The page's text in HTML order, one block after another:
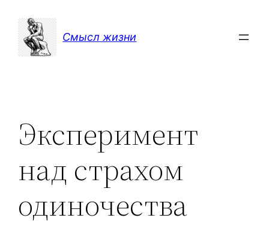
содержимому
Смысл жизни
Эксперимент
над страхом
одиночества